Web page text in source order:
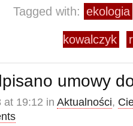
Tagged with: ekologia
kowalczyk
umowy
at 19:12 in Aktualności,